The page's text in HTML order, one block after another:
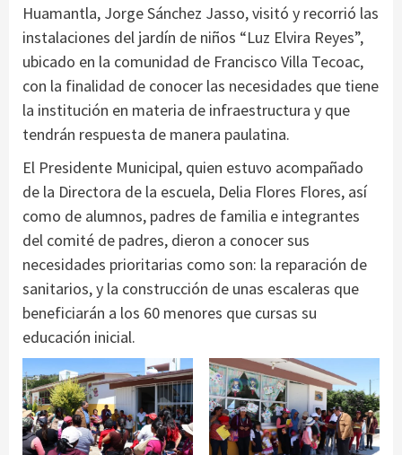
Huamantla, Jorge Sánchez Jasso, visitó y recorrió las
instalaciones del jardín de niños “Luz Elvira Reyes”,
ubicado en la comunidad de Francisco Villa Tecoac,
con la finalidad de conocer las necesidades que tiene
la institución en materia de infraestructura y que
tendrán respuesta de manera paulatina.
El Presidente Municipal, quien estuvo acompañado
de la Directora de la escuela, Delia Flores Flores, así
como de alumnos, padres de familia e integrantes
del comité de padres, dieron a conocer sus
necesidades prioritarias como son: la reparación de
sanitarios, y la construcción de unas escaleras que
beneficiarán a los 60 menores que cursas su
educación inicial.